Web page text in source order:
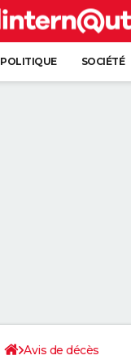
POLITIQUE SOCIÉTÉ
Avis de décès